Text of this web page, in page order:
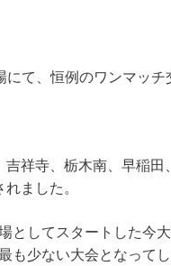
て、恒例のワンマッチ
祥寺、栃木南、早稲田
ました。
としてスタートした今
も少ない大会となって